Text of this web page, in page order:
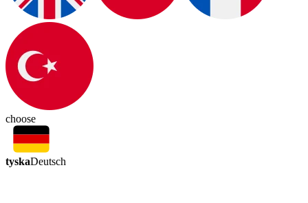
choose
tyskaDeutsch